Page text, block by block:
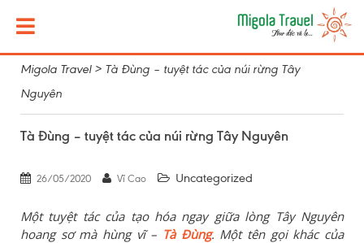
Migola Travel> Tà Đùng – tuyệt tác của núi rừng Tây
Nguyên
Tà Đùng – tuyệt tác của núi rừng Tây Nguyên
26/05/2020 Vĩ Cao Uncategorized
Một tuyệt tác của tạo hóa ngay giữa lòng Tây Nguyên
hoang sơ mà hùng vĩ – Tà Đùng. Một tên gọi khác của